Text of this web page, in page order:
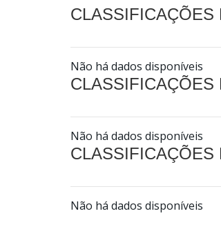
CLASSIFICAÇÕES
Não há dados disponíveis
CLASSIFICAÇÕES
Não há dados disponíveis
CLASSIFICAÇÕES
Não há dados disponíveis